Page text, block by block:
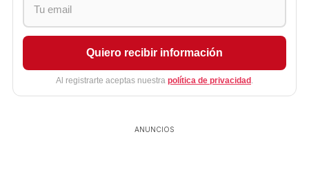
Quiero recibir información
Al registrarte aceptas nuestra política de privacidad .
ANUNCIOS